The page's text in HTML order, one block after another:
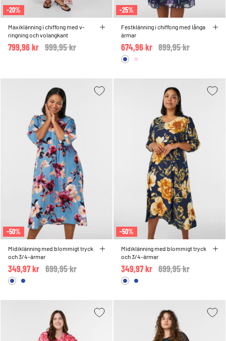
-20%
Maxiklänning i chiffong med v-
ringning och volangkant
Price reduced from
999,95 kr
799,96 kr
-25%
Festklänning i chiffong med långa
ärmar
Price reduced from
899,95 kr
674,96 kr
-50%
Midiklänning med blommigt tryck
och 3/4-ärmar
Price reduced from
699,95 kr
349,97 kr
-50%
Midiklänning med blommigt tryck
och 3/4-ärmar
Price reduced from
699,95 kr
349,97 kr